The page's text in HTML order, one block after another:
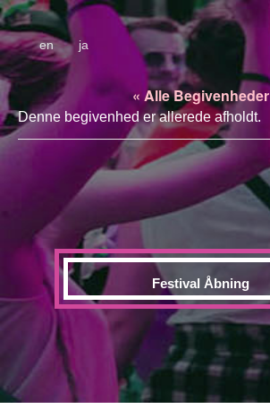
en ja
« Alle Begivenheder
Denne begivenhed er allerede afholdt.
Festival Åbning